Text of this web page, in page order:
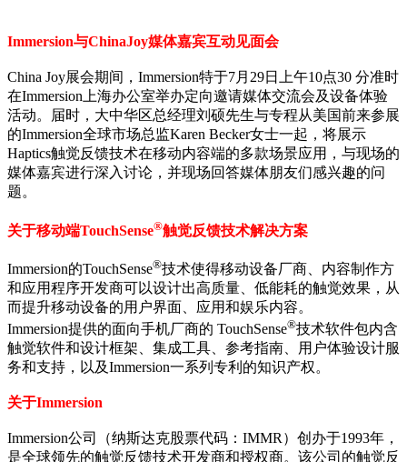
Immersion与ChinaJoy媒体嘉宾互动见面会
China Joy展会期间，Immersion特于7月29日上午10点30 分准时
在Immersion上海办公室举办定向邀请媒体交流会及设备体验
活动。届时，大中华区总经理刘硕先生与专程从美国前来参展
的Immersion全球市场总监Karen Becker女士一起，将展示
Haptics触觉反馈技术在移动内容端的多款场景应用，与现场的
媒体嘉宾进行深入讨论，并现场回答媒体朋友们感兴趣的问
题。
关于移动端TouchSense®触觉反馈技术解决方案
Immersion的TouchSense®技术使得移动设备厂商、内容制作方
和应用程序开发商可以设计出高质量、低能耗的触觉效果，从
而提升移动设备的用户界面、应用和娱乐内容。
Immersion提供的面向手机厂商的 TouchSense®技术软件包内含
触觉软件和设计框架、集成工具、参考指南、用户体验设计服
务和支持，以及Immersion一系列专利的知识产权。
关于Immersion
Immersion公司（纳斯达克股票代码：IMMR）创办于1993年，
是全球领先的触觉反馈技术开发商和授权商。该公司的触觉反